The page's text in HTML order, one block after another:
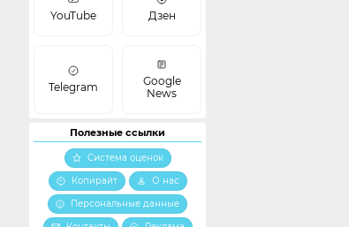
YouTube Дзен
Telegram
Google
News
Полезные ссылки
Система оценок
Копирайт
О нас
Персональные данные